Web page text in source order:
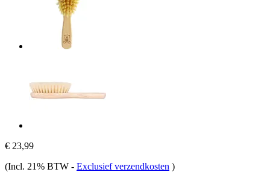
€ 23,99
(Incl. 21% BTW - Exclusief verzendkosten )